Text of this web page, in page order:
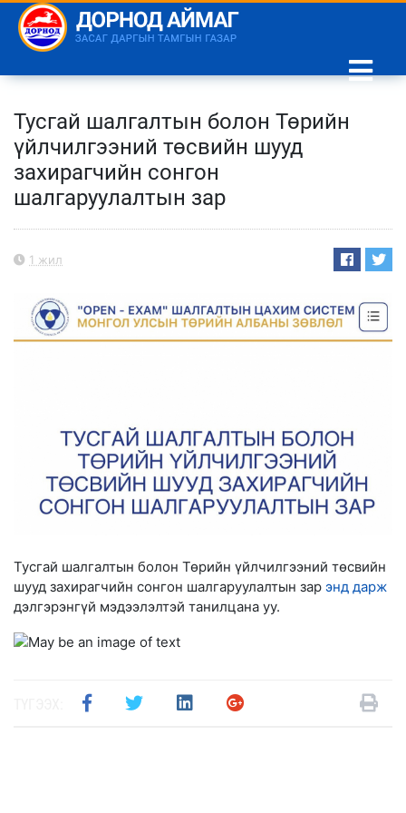
Тусгай шалгалтын болон Төрийн
үйлчилгээний төсвийн шууд
захирагчийн сонгон
шалгаруулалтын зар
1 жил
Тусгай шалгалтын болон Төрийн үйлчилгээний төсвийн
шууд захирагчийн сонгон шалгаруулалтын зар энд дарж
дэлгэрэнгүй мэдээлэлтэй танилцана уу.